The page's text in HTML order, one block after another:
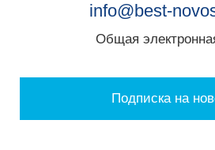
info@best-
Общая
Подписка на